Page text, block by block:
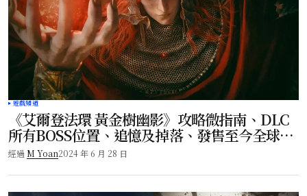
遊戲頻道
《艾爾登法環 黃金樹幽影》攻略微指南、DLC
所有BOSS位置、追憶及掉落、發售至今全球累
積銷量已突破500萬套！
經過 M Yoan2024 年 6 月 28 日